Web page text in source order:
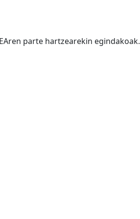
parte hartzearekin egindakoak.